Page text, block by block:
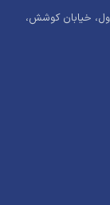
خیابان کوشش،